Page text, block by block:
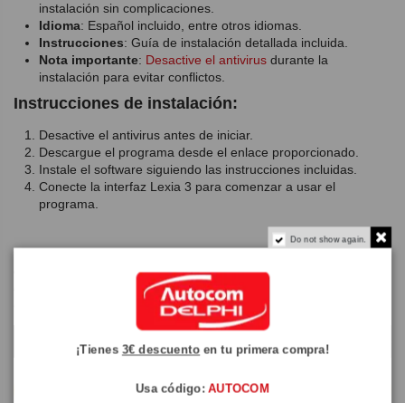
instalación sin complicaciones.
Idioma: Español incluido, entre otros idiomas.
Instrucciones: Guía de instalación detallada incluida.
Nota importante: Desactive el antivirus durante la
instalación para evitar conflictos.
Instrucciones de instalación:
Desactive el antivirus antes de iniciar.
Descargue el programa desde el enlace proporcionado.
Instale el software siguiendo las instrucciones incluidas.
Conecte la interfaz Lexia 3 para comenzar a usar el
programa.
Ideal para talleres y profesionales del sector automotriz,
Diagbox Mayo 2024 ofrece una solución robusta y fácil de
usar para el diagnóstico y mantenimiento de vehículos.
Añadir a la cesta
Do not show again.
¡Tienes 3€ descuento en tu primera compra!
Usa código:AUTOCOM